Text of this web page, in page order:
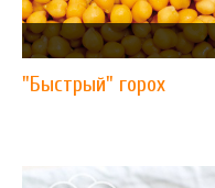
"Быстрый" горох